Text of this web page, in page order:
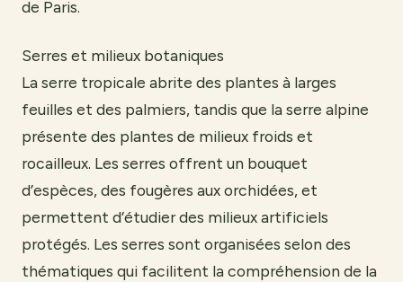
de Paris.
Serres et milieux botaniques
La serre tropicale abrite des plantes à larges
feuilles et des palmiers, tandis que la serre alpine
présente des plantes de milieux froids et
rocailleux. Les serres offrent un bouquet
d’espèces, des fougères aux orchidées, et
permettent d’étudier des milieux artificiels
protégés. Les serres sont organisées selon des
thématiques qui facilitent la compréhension de la